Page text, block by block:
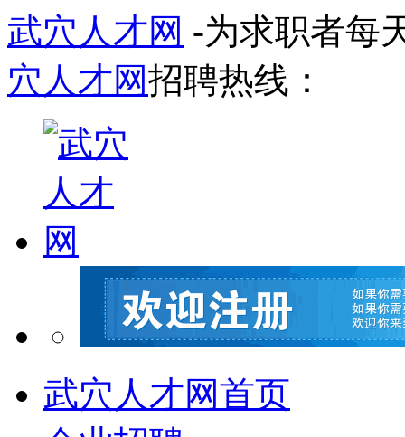
武穴人才网 -为求职者每
穴人才网招聘热线：
武穴人才网首页